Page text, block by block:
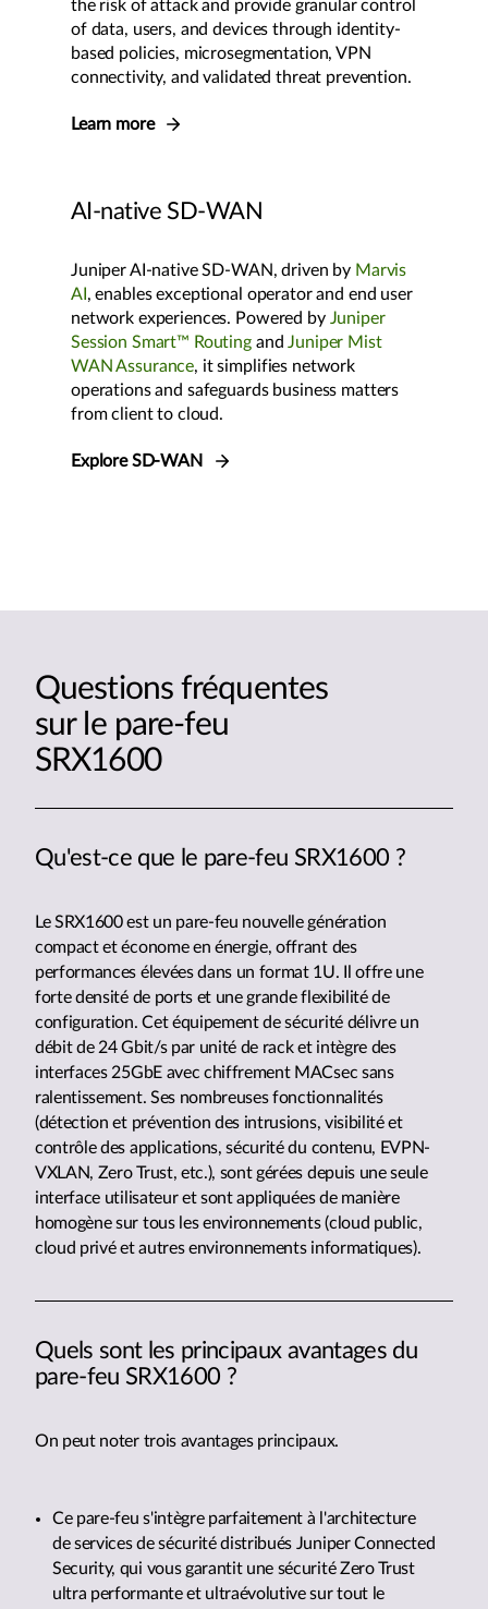
the risk of attack and provide granular control
of data, users, and devices through identity-
based policies, microsegmentation, VPN
connectivity, and validated threat prevention.
Learn more
AI-native SD-WAN
Juniper AI-native SD-WAN, driven by Marvis
AI , enables exceptional operator and end user
network experiences. Powered by Juniper
Session Smart™ RoutingandJuniper Mist
WAN Assurance, it simplifies network
operations and safeguards business matters
from client to cloud.
Explore SD-WAN
Questions fréquentes
sur le pare-feu
SRX1600
Qu'est-ce que le pare-feu SRX1600 ?
Le SRX1600 est un pare-feu nouvelle génération
compact et économe en énergie, offrant des
performances élevées dans un format 1U. Il offre une
forte densité de ports et une grande flexibilité de
configuration. Cet équipement de sécurité délivre un
débit de 24 Gbit/s par unité de rack et intègre des
interfaces 25GbE avec chiffrement MACsec sans
ralentissement. Ses nombreuses fonctionnalités
(détection et prévention des intrusions, visibilité et
contrôle des applications, sécurité du contenu, EVPN-
VXLAN, Zero Trust, etc.), sont gérées depuis une seule
interface utilisateur et sont appliquées de manière
homogène sur tous les environnements (cloud public,
cloud privé et autres environnements informatiques).
Quels sont les principaux avantages du
pare-feu SRX1600 ?
On peut noter trois avantages principaux.
Ce pare-feu s'intègre parfaitement à l'architecture
de services de sécurité distribués Juniper Connected
Security, qui vous garantit une sécurité Zero Trust
ultra performante et ultraévolutive sur tout le